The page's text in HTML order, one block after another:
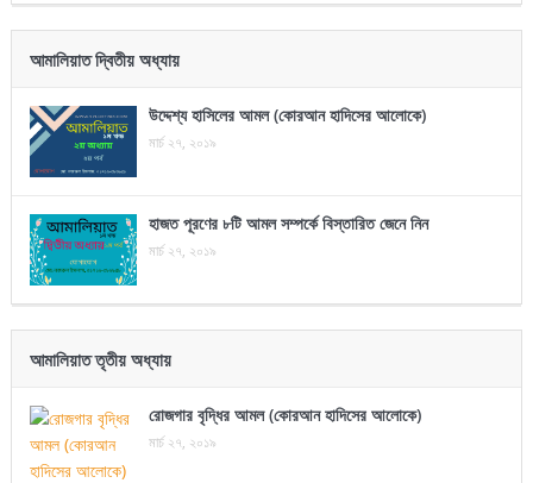
আমালিয়াত দ্বিতীয় অধ্যায়
উদ্দেশ্য হাসিলের আমল (কোরআন হাদিসের আলোকে)
মার্চ ২৭, ২০১৯
হাজত পূরণের ৮টি আমল সম্পর্কে বিস্তারিত জেনে নিন
মার্চ ২৭, ২০১৯
আমালিয়াত তৃতীয় অধ্যায়
রোজগার বৃদ্ধির আমল (কোরআন হাদিসের আলোকে)
মার্চ ২৭, ২০১৯